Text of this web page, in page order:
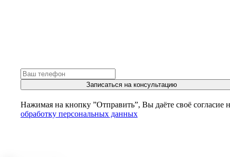
Записаться на консультацию
Нажимая на кнопку ”Отправить”, Вы даёте своё согласие
обработку персональных данных